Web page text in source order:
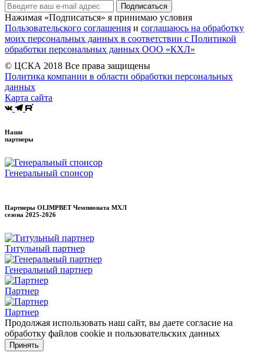
Подписаться
Нажимая «Подписаться» я принимаю условия
Пользовательского соглашения и соглашаюсь на обработку
моих персональных данных в соответствии с Политикой
обработки персональных данных ООО «КХЛ»
© ЦСКА 2018 Все права защищены
Политика компании в области обработки персональных
данных
Карта сайта
Наши
партнеры
Генеральный спонсор
Партнеры OLIMPBET Чемпионата МХЛ
сезона 2025-2026
Титульный партнер
Генеральный партнер
Партнер
Партнер
Продолжая использовать наш сайт, вы даете согласие на
обработку файлов cookie и пользовательских данных
Принять